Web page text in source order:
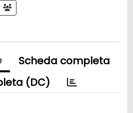
Scheda completa
(DC)